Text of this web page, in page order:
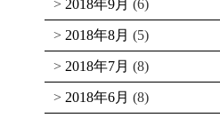
2018年9月 (6)
2018年8月 (5)
2018年7月 (8)
2018年6月 (8)